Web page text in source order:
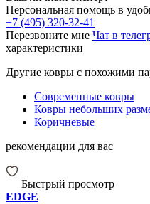
Персональная помощь в
+7 (495) 320-32-41
Перезвоните мне Чат в
характеристики
Другие ковры с похожими
Современные ковры
Ковры небольших
Коричневые
рекомендации для вас
Быстрый просмотр
EDGE